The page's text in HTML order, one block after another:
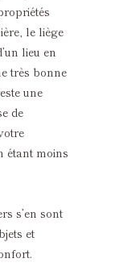
le liège
lieu en
très bonne
une
de
étant moins
s’en sont
et